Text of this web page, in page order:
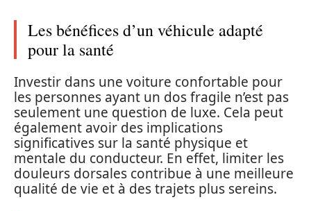
Les bénéfices d’un véhicule adapté
pour la santé
Investir dans une voiture confortable pour
les personnes ayant un dos fragile n’est pas
seulement une question de luxe. Cela peut
également avoir des implications
significatives sur la santé physique et
mentale du conducteur. En effet, limiter les
douleurs dorsales contribue à une meilleure
qualité de vie et à des trajets plus sereins.